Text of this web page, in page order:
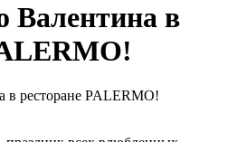
Валентина в